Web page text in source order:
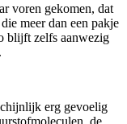
voren gekomen, dat
meer dan een pakje
blijft zelfs aanwezig
erg gevoelig
de